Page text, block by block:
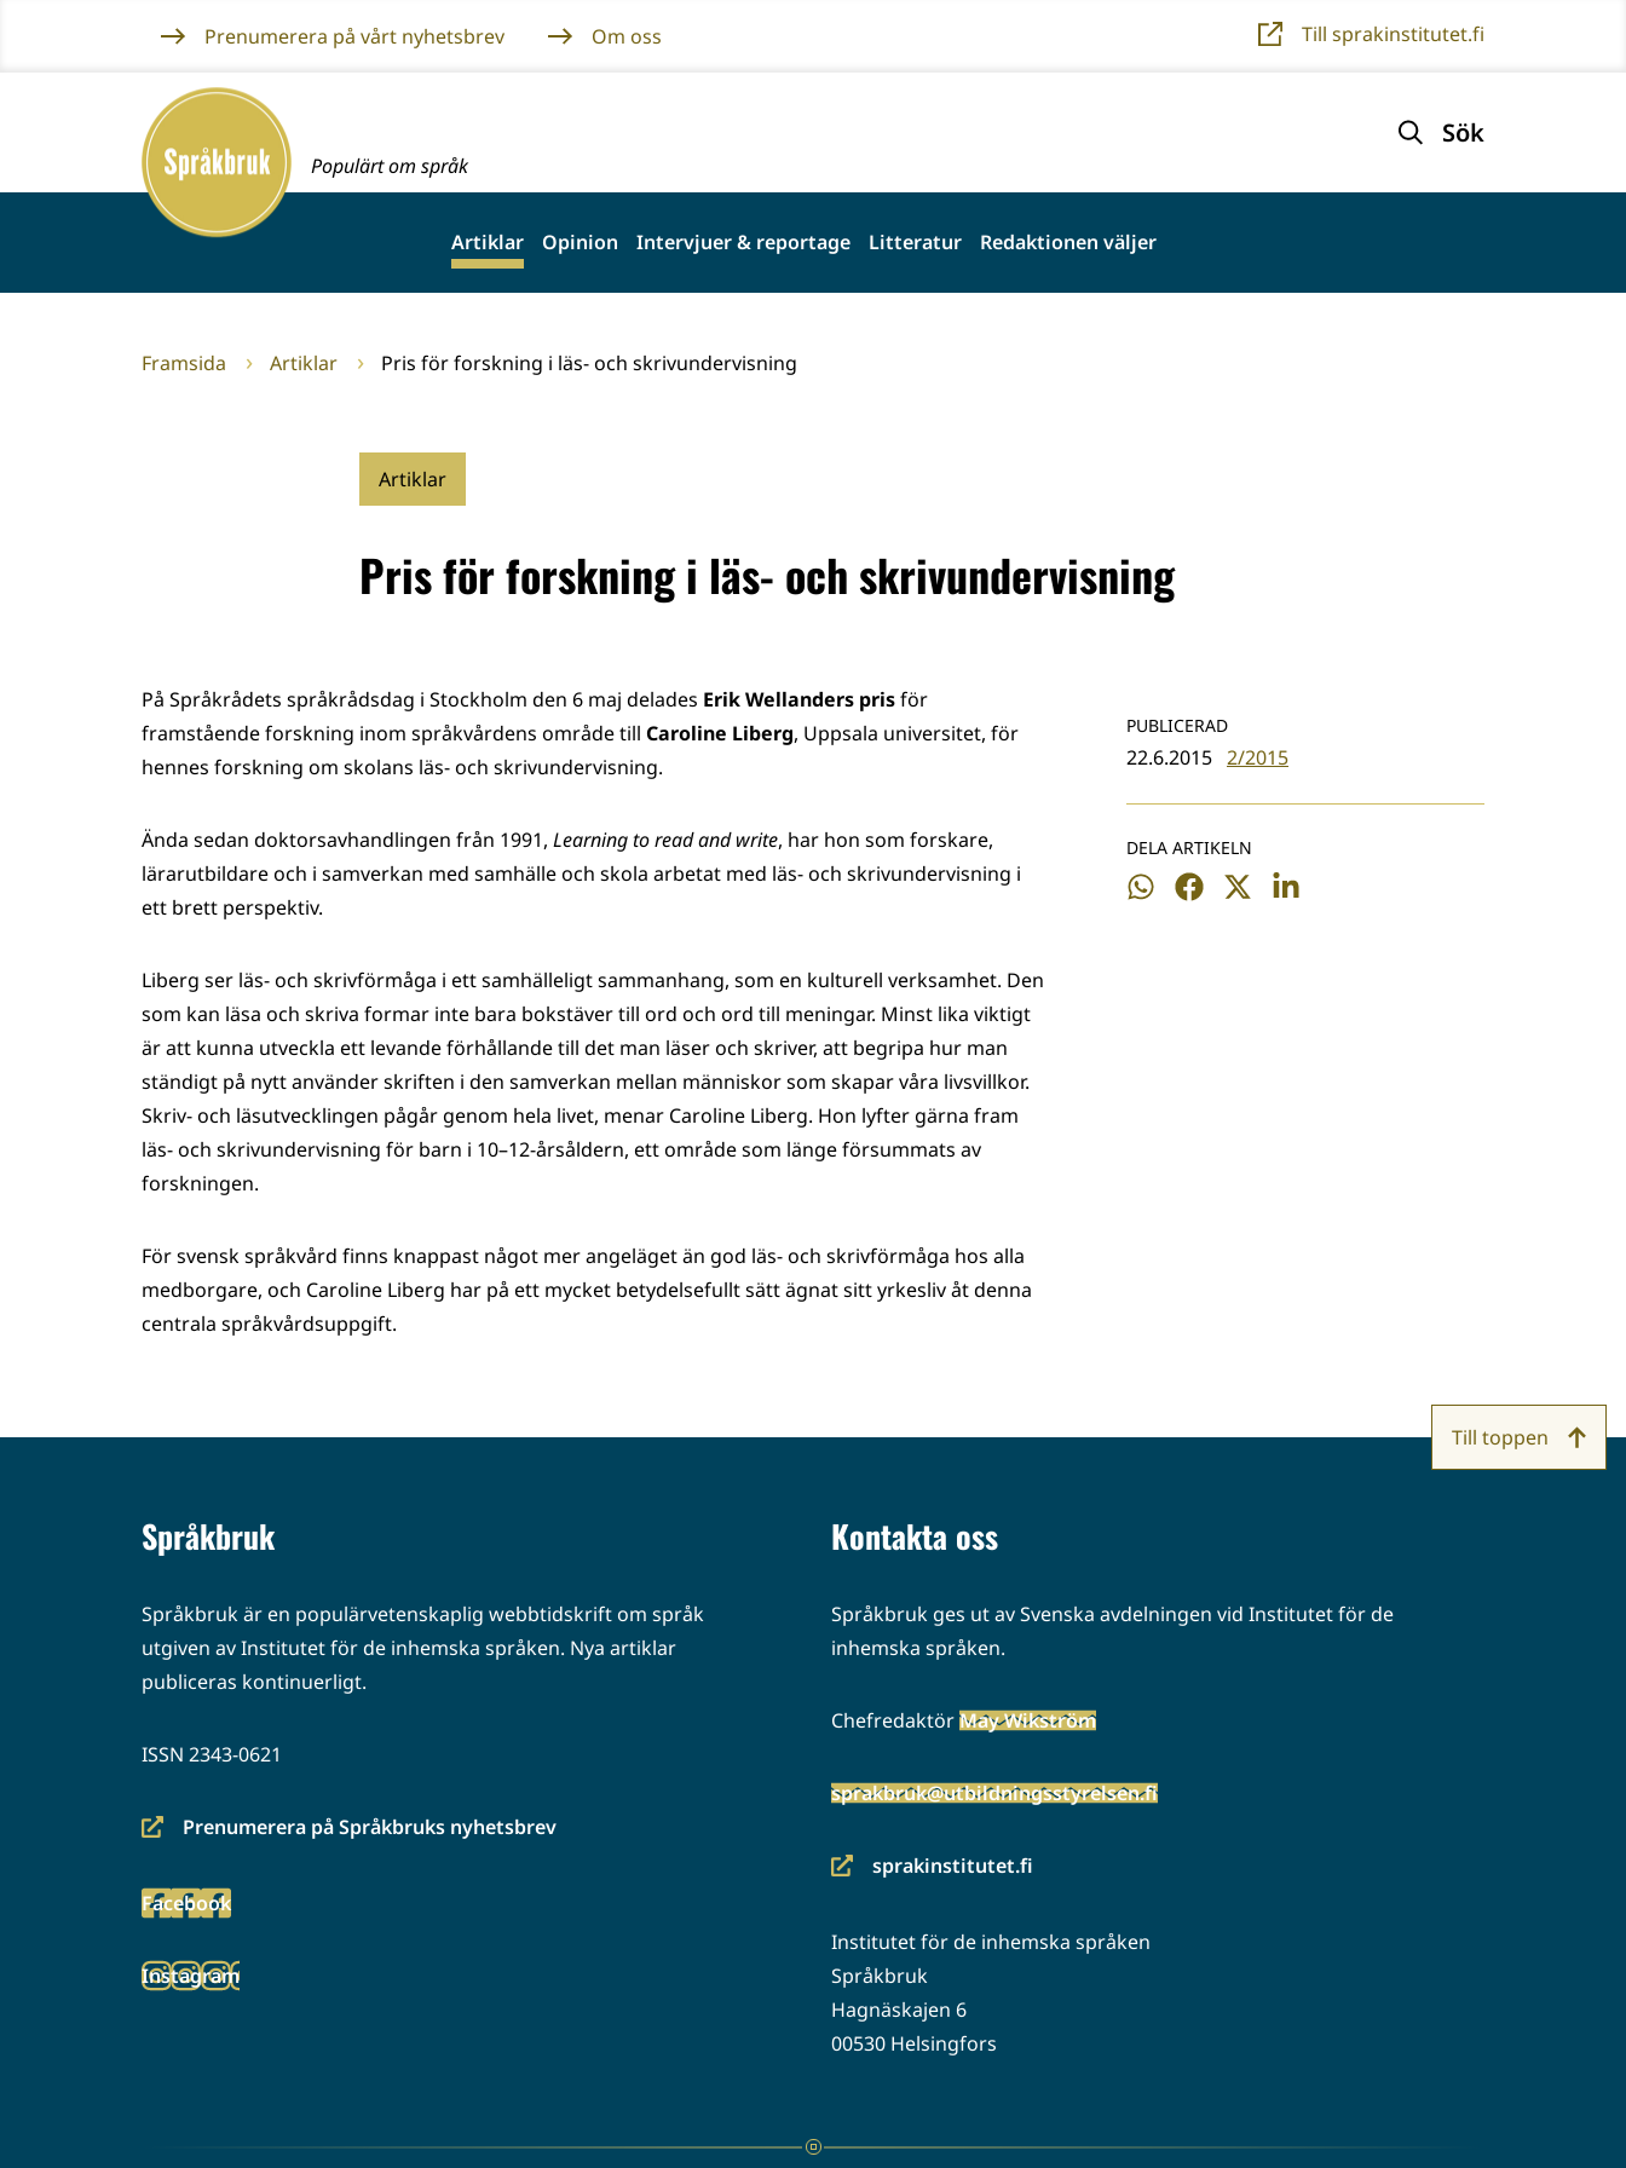
innehållet
Prenumerera på vårt nyhetsbrev Om oss Till sprakinstitutet.fi
Framsida
Populärt om språk
Sök
Artiklar Opinion Intervjuer & reportage Litteratur Redaktionen väljer
Framsida Artiklar Pris för forskning i läs- och skrivundervisning
Artiklar
Pris för forskning i läs- och skrivundervisning
PUBLICERAD
22.6.2015 2/2015
DELA ARTIKELN
Dela
Dela
Dela
Dela
På Språkrådets språkrådsdag i Stockholm den 6 maj delades Erik Wellanders prisför
framstående forskning inom språkvårdens område till Caroline Liberg, Uppsala universitet, för
hennes forskning om skolans läs- och skrivundervisning.
Ända sedan doktorsavhandlingen från 1991, Learning to read and write, har hon som forskare,
lärarutbildare och i samverkan med samhälle och skola arbetat med läs- och skrivundervisning i
ett brett perspektiv.
Liberg ser läs- och skrivförmåga i ett samhälleligt sammanhang, som en kulturell verksamhet. Den
som kan läsa och skriva formar inte bara bokstäver till ord och ord till meningar. Minst lika viktigt
är att kunna utveckla ett levande förhållande till det man läser och skriver, att begripa hur man
ständigt på nytt använder skriften i den samverkan mellan människor som skapar våra livsvillkor.
Skriv- och läsutvecklingen pågår genom hela livet, menar Caroline Liberg. Hon lyfter gärna fram
läs- och skrivundervisning för barn i 10–12-årsåldern, ett område som länge försummats av
forskningen.
För svensk språkvård finns knappast något mer angeläget än god läs- och skrivförmåga hos alla
medborgare, och Caroline Liberg har på ett mycket betydelsefullt sätt ägnat sitt yrkesliv åt denna
centrala språkvårdsuppgift.
Språkbruk
Språkbruk är en populärvetenskaplig webbtidskrift om språk
utgiven av Institutet för de inhemska språken. Nya artiklar
publiceras kontinuerligt.
ISSN 2343-0621
Prenumerera på Språkbruks nyhetsbrev
(siirryt
palveluun)
Facebook
(siirryt
palveluun)
Instagram
(siirryt
Kontakta oss
Språkbruk ges ut av Svenska avdelningen vid Institutet för de
inhemska språken.
ChefredaktörMay Wikström
sprakbruk@utbildningsstyrelsen.fi
sprakinstitutet.fi
(siirryt
palveluun)
Institutet för de inhemska språken
Språkbruk
Hagnäskajen 6
00530 Helsingfors
Till toppen